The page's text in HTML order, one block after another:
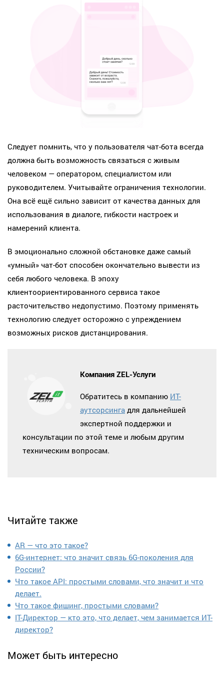
Следует помнить, что у пользователя чат-бота всегда
должна быть возможность связаться с живым
человеком — оператором, специалистом или
руководителем. Учитывайте ограничения технологии.
Она всё ещё сильно зависит от качества данных для
использования в диалоге, гибкости настроек и
намерений клиента.
В эмоционально сложной обстановке даже самый
«умный» чат-бот способен окончательно вывести из
себя любого человека. В эпоху
клиентоориентированного сервиса такое
расточительство недопустимо. Поэтому применять
технологию следует осторожно с упреждением
возможных рисков дистанцирования.
Компания ZEL-Услуги
Обратитесь в компанию ИТ-
аутсорсинга для дальнейшей
экспертной поддержки и
консультации по этой теме и любым другим
техническим вопросам.
Читайте также
AR — что это такое?
6G-интернет: что значит связь 6G-поколения для
России?
Что такое API: простыми словами, что значит и что
делает.
Что такое фишинг, простыми словами?
IT-Директор — кто это, что делает, чем занимается ИТ-
директор?
Может быть интересно